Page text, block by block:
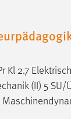
Kl 2.7
(II) 5